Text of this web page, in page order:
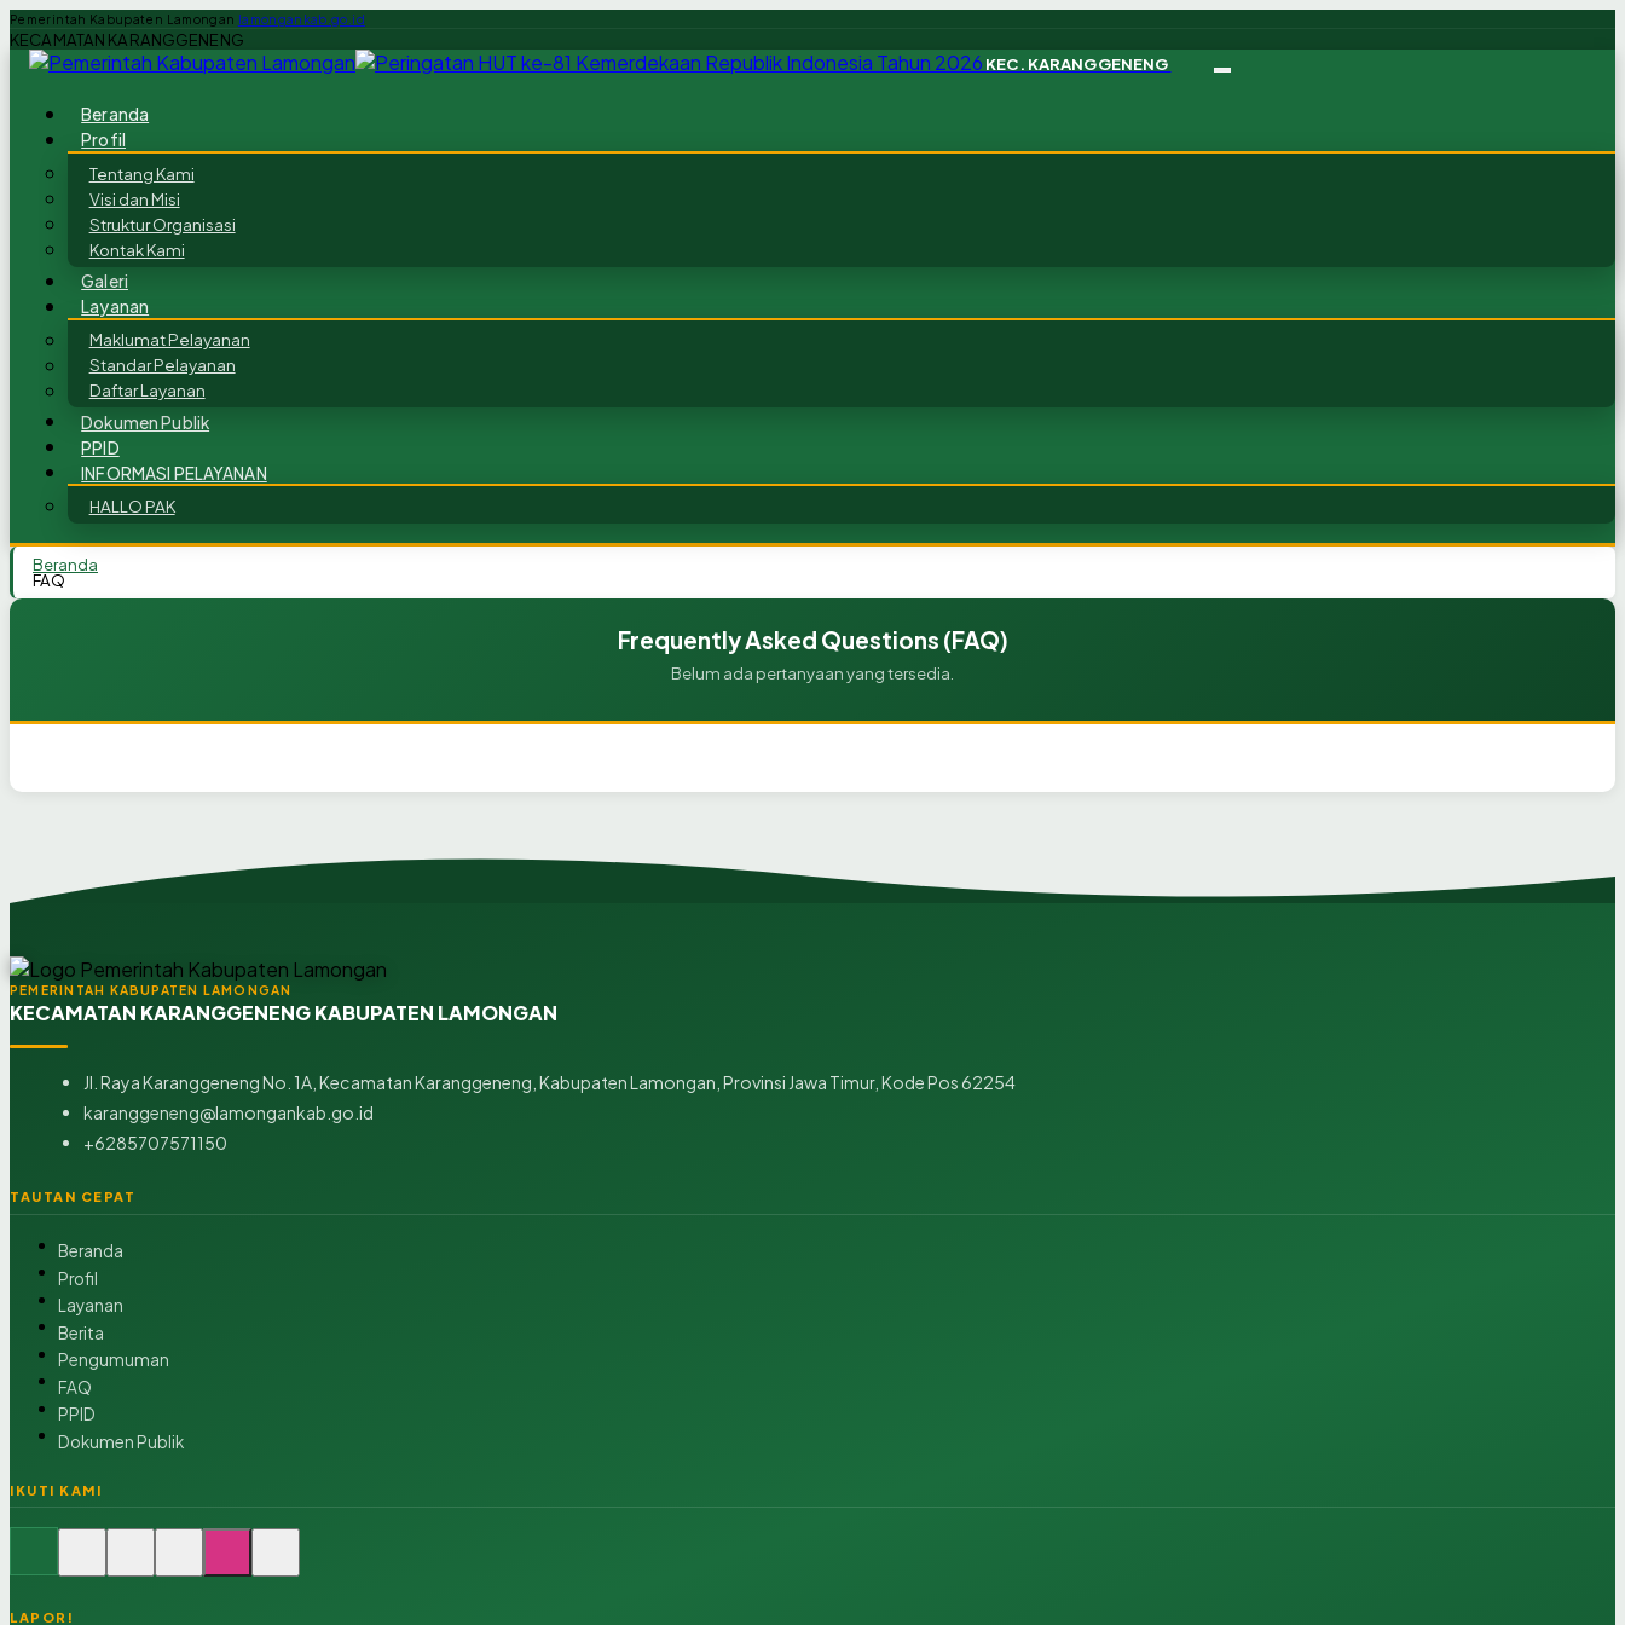
Pemerintah Kabupaten Lamongan lamongankab.go.id
KECAMATAN KARANGGENENG
KEC. KARANGGENENG
Beranda
Profil
Tentang Kami
Visi dan Misi
Struktur Organisasi
Kontak Kami
Galeri
Layanan
Maklumat Pelayanan
Standar Pelayanan
Daftar Layanan
Dokumen Publik
PPID
INFORMASI PELAYANAN
HALLO PAK
Beranda
FAQ
Frequently Asked Questions (FAQ)
Belum ada pertanyaan yang tersedia.
PEMERINTAH KABUPATEN LAMONGAN
KECAMATAN KARANGGENENG KABUPATEN LAMONGAN
Jl. Raya Karanggeneng No. 1A, Kecamatan Karanggeneng, Kabupaten Lamongan, Provinsi Jawa Timur, Kode Pos 62254
karanggeneng@lamongankab.go.id
+6285707571150
TAUTAN CEPAT
Beranda
Profil
Layanan
Berita
Pengumuman
FAQ
PPID
Dokumen Publik
IKUTI KAMI
LAPOR!